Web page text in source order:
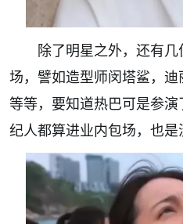
除了明星之外，还有
场，譬如造型师闵塔鲨，
等等，要知道热巴可是参
纪人都算进业内包场，也是